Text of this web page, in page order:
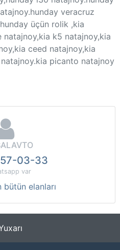
veracruz
üçün rolik ,kia
k5 natajnoy,kia
ceed natajnoy,kia
picanto natajnoy
03-33
var
elanları